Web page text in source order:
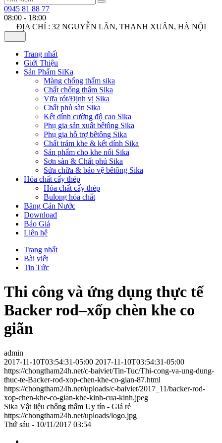
0945 81 88 77
08:00 - 18:00
ĐỊA CHỈ : 32 NGUYỄN LÂN, THANH XUÂN, HÀ NỘI
Trang nhất
Giới Thiệu
Sản Phẩm SiKa
Màng chống thấm sika
Chất chống thấm Sika
Vữa rót/Định vị Sika
Chất phủ sàn Sika
Kết dính cường độ cao Sika
Phụ gia sản xuất bêtông Sika
Phụ gia hỗ trợ bêtông Sika
Chất trám khe & kết dính Sika
Sản phẩm cho khe nối Sika
Sơn sàn & Chất phủ Sika
Sửa chữa & bảo vệ bêtông Sika
Hóa chất cấy thép
Hóa chất cấy thép
Bulong hóa chất
Băng Cản Nước
Download
Báo Giá
Liên hệ
Trang nhất
Bài viết
Tin Tức
Thi công và ứng dụng thực tế
Backer rod–xốp chèn khe co
giãn
admin
2017-11-10T03:54:31-05:00 2017-11-10T03:54:31-05:00
https://chongtham24h.net/c-baiviet/Tin-Tuc/Thi-cong-va-ung-dung-
thuc-te-Backer-rod-xop-chen-khe-co-gian-87.html
https://chongtham24h.net/uploads/c-baiviet/2017_11/backer-rod-
xop-chen-khe-co-gian-khe-kinh-cua-kinh.jpeg
Sika Vật liệu chống thấm Uy tín - Giá rẻ
https://chongtham24h.net/uploads/logo.jpg
Thứ sáu - 10/11/2017 03:54